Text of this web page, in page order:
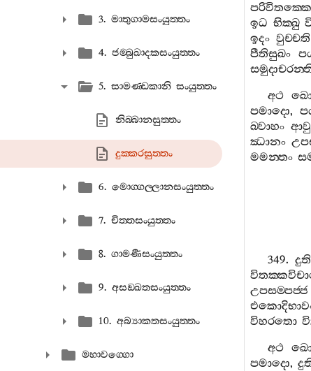
3. මාතුගාමසංයුත‍්තං
4. ජම‍්බුඛාදකසංයුත‍්තං
5. සාමණ‍්ඩකානි සංයුත‍්තං
නිබ‍්බානසුත‍්තං
දුක‍්කරසුත‍්තං
6. මොග‍්ගල‍්ලානසංයුත‍්තං
7. චිත‍්තසංයුත‍්තං
8. ගාමණීසංයුත‍්තං
9. අසඞ‍්ඛතසංයුත‍්තං
10. අබ්‍යාකතසංයුත‍්තං
මහාවග‍්ගො
ඉධ භික‍්ඛු
ඉදං වුච‍්චති
පීතිසුඛං
අථ
පමාදො,
ඛ‍්වාහං
ඣානං
මමන‍්තං
349.
උපසම‍්පජ‍්ජ
විහරතො
අථ
පමාදො,